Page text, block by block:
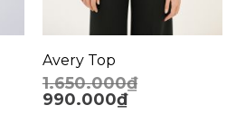
Avery Top
1.650.000₫
990.000₫